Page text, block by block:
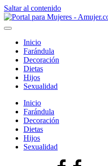
Saltar al contenido
Inicio
Farándula
Decoración
Dietas
Hijos
Sexualidad
Inicio
Farándula
Decoración
Dietas
Hijos
Sexualidad